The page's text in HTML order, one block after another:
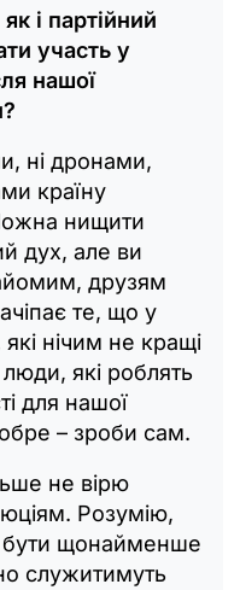
і партійний
участь у
нашої
ні дронами,
країну
нищити
дух, але ви
друзям
те, що у
нічим не кращі
які роблять
для нашої
– зроби сам.
не вірю
Розумію,
бути щонайменше
служитимуть